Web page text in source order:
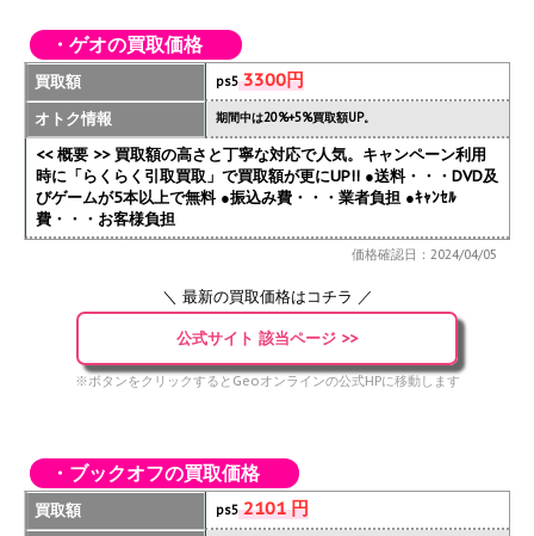
・ゲオの買取価格
買取額 ps53300円
オトク情報 期間中は20%+5%買取額UP。
<< 概要 >> 買取額の高さと丁寧な対応で人気。キャンペーン利用
時に「らくらく引取買取」で買取額が更にUP!! ●送料・・・DVD及
びゲームが5本以上で無料 ●振込み費・・・業者負担 ●ｷｬﾝｾﾙ
費・・・お客様負担
価格確認日：2024/04/05
＼ 最新の買取価格はコチラ ／
公式サイト 該当ページ >>
※ボタンをクリックするとGeoオンラインの公式HPに移動します
・ブックオフの買取価格
買取額 ps52101 円